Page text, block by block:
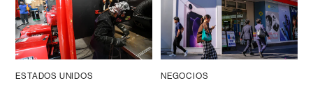
ESTADOS UNIDOS NEGOCIOS